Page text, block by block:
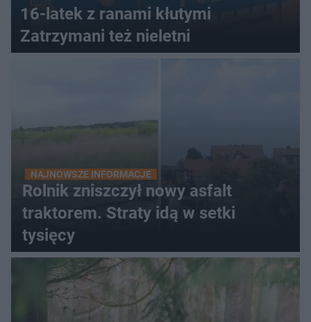
16-latek z ranami kłutymi
Zatrzymani też nieletni
NAJNOWSZE INFORMACJE
Rolnik zniszczył nowy asfalt
traktorem. Straty idą w setki
tysięcy